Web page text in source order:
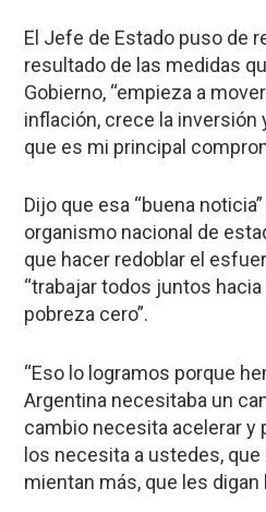
El Jefe de Estado puso de
resultado de las medidas
Gobierno, “empieza a
inflación, crece la inversión
que es mi principal
Dijo que esa “buena
organismo nacional de
que hacer redoblar el
“trabajar todos juntos
pobreza cero”.
“Eso lo logramos porque
Argentina necesitaba un
cambio necesita acelerar y
los necesita a ustedes,
mientan más, que les digan